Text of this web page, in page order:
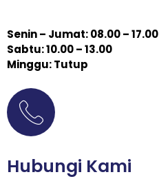
Senin – Jumat: 08.00 – 17.00
Sabtu: 10.00 – 13.00
Minggu: Tutup
Hubungi Kami